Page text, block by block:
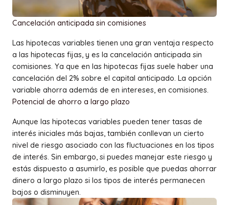
Cancelación anticipada sin comisiones
Las hipotecas variables tienen una gran ventaja respecto
a las hipotecas fijas, y es la cancelación anticipada sin
comisiones. Ya que en las hipotecas fijas suele haber una
cancelación del 2% sobre el capital anticipado. La opción
variable ahorra además de en intereses, en comisiones.
Potencial de ahorro a largo plazo
Aunque las hipotecas variables pueden tener tasas de
interés iniciales más bajas, también conllevan un cierto
nivel de riesgo asociado con las fluctuaciones en los tipos
de interés. Sin embargo, si puedes manejar este riesgo y
estás dispuesto a asumirlo, es posible que puedas ahorrar
dinero a largo plazo si los tipos de interés permanecen
bajos o disminuyen.